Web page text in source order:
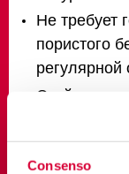
Consenso
Не требует
пористого
регулярной
Стойкость
Опции R10-
для эстетики